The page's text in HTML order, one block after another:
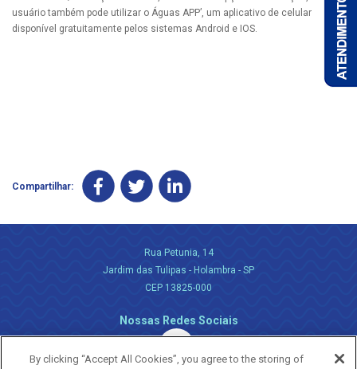
usuário também pode utilizar o Águas APP’, um aplicativo de celular
disponível gratuitamente pelos sistemas Android e IOS.
Compartilhar:
Rua Petunia, 14
Jardim das Tulipas - Holambra - SP
CEP 13825-000
Nossas Redes Sociais
By clicking “Accept All Cookies”, you agree to the storing of